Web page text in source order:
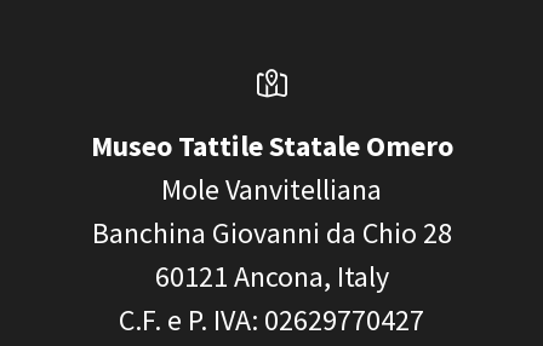
Museo Tattile Statale Omero
Mole Vanvitelliana
Banchina Giovanni da Chio 28
60121Ancona, Italy
C.F. e P. IVA: 02629770427